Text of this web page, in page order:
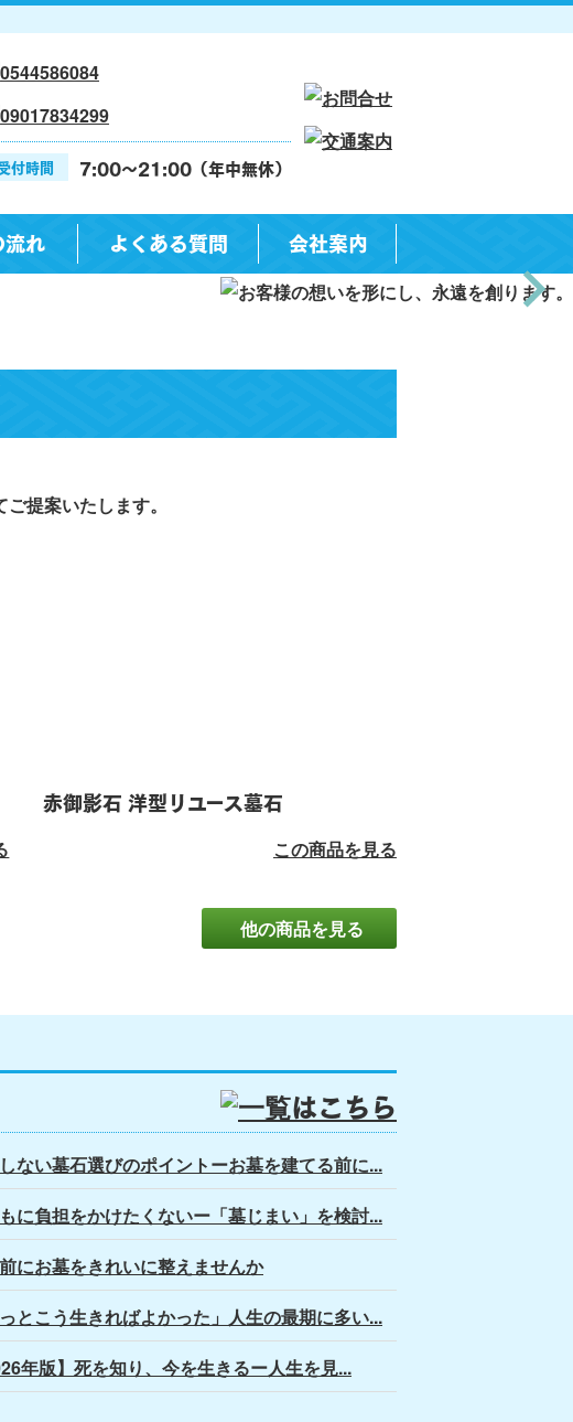
付時間 7:00～21:00（年中無休）
れ よくある質問 会社案内
提案いたします。
赤御影石 洋型リユース墓石
この商品を見る
他の商品を見る
ない墓石選びのポイントーお墓を建てる前に...
に負担をかけたくないー「墓じまい」を検討...
にお墓をきれいに整えませんか
っとこう生きればよかった」人生の最期に多い...
年版】死を知り、今を生きるー人生を見...